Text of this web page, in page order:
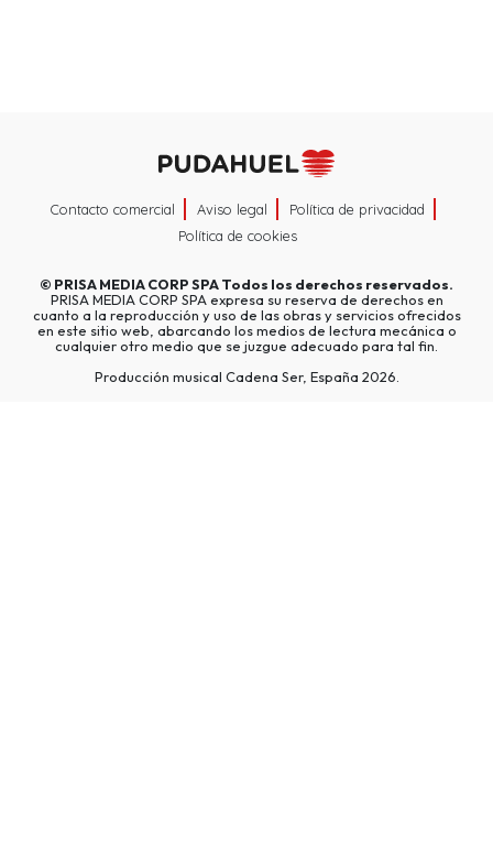
Contacto comercial Aviso legal
Política de privacidad
Política de cookies
© PRISA MEDIA CORP SPATodos los derechos reservados.
PRISA MEDIA CORP SPA expresa su reserva de derechos en
cuanto a la reproducción y uso de las obras y servicios ofrecidos
en este sitio web, abarcando los medios de lectura mecánica o
cualquier otro medio que se juzgue adecuado para tal fin.
Producción musical Cadena Ser, España 2026.